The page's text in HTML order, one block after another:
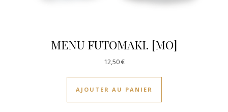
MENU FUTOMAKI. [MO]
12,50€
AJOUTER AU PANIER